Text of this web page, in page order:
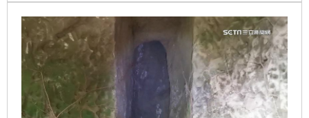
山洞內，忍不住驚呼：「竟連山頂洞人也有3C需
求」。